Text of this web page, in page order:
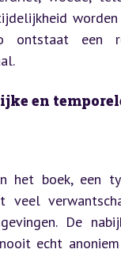
ontstaat een
en
het boek, een
veel
De
echt